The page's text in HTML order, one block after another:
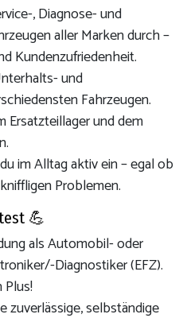
, Diagnose- und
aller Marken durch –
Kundenzufriedenheit.
und
Fahrzeugen.
Ersatzteillager und dem
im Alltag aktiv ein – egal ob
Problemen.
💪
als Automobil- oder
Diagnostiker (EFZ).
Plus!
zuverlässige, selbständige